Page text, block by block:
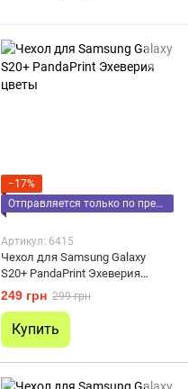
−17%
Отправляется только по предоплате
Артикул: 6415
Чехол для Samsung Galaxy
S20+ PandaPrint Эхеверия
цветы
249 грн 299 грн
Купить